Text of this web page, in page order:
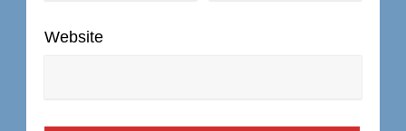
Website